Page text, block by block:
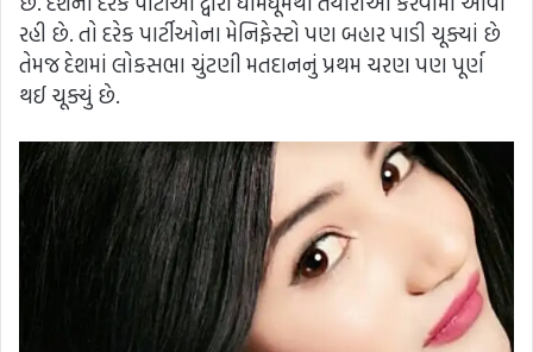
રહી છે. તો દરેક પાર્ટીઓના મેનિફેસ્ટો પણ બહાર પાડી ચૂક્યાં છે
તેમજ દેશમાં લોકસભા ચુંટણી મતદાનનું પ્રથમ ચરણ પણ પૂર્ણ
થઈ ચૂક્યું છે.